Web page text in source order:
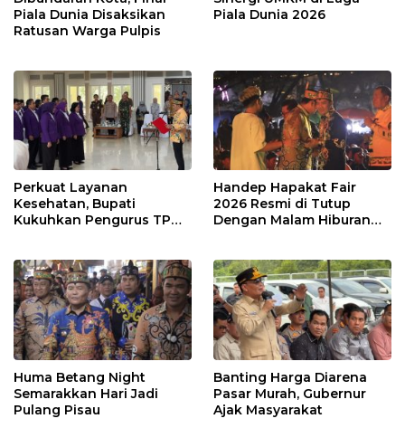
Piala Dunia Disaksikan
Ratusan Warga Pulpis
Piala Dunia 2026
Perkuat Layanan
Kesehatan, Bupati
Kukuhkan Pengurus TP
Handep Hapakat Fair
2026 Resmi di Tutup
Dengan Malam Hiburan
Huma Betang Night
Semarakkan Hari Jadi
Pulang Pisau
Banting Harga Diarena
Pasar Murah, Gubernur
Ajak Masyarakat